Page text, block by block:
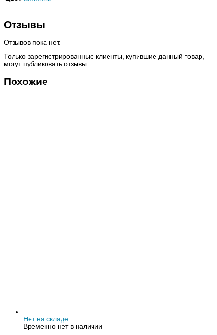
Отзывы
Отзывов пока нет.
Только зарегистрированные клиенты, купившие данный товар,
могут публиковать отзывы.
Похожие
Нет на складе
Временно нет в наличии